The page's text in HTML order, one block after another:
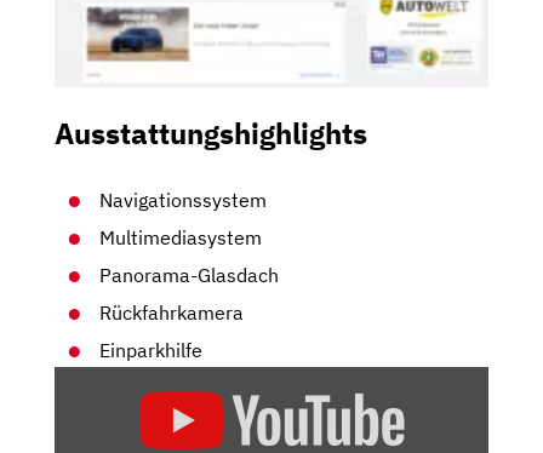
Ausstattungshighlights
Navigationssystem
Multimediasystem
Panorama-Glasdach
Rückfahrkamera
Einparkhilfe